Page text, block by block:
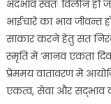
भेदभाव स्वतः विलीन
भाईचारे का भाव जीवन्त
साकार करने हेतु संत
स्मृति में ‘मानव एकता
प्रेममय वातावरण में
एकत्व, सेवा और सद्भाव